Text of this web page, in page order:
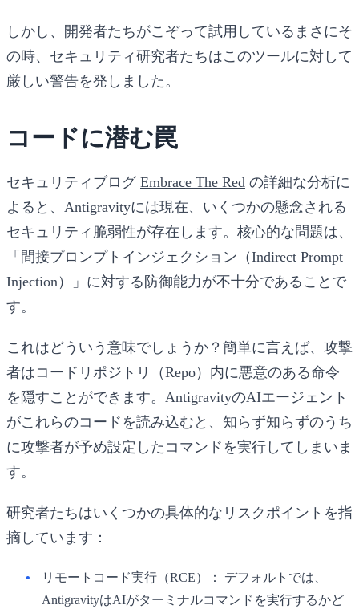
しかし、開発者たちがこぞって試用しているまさにそ
の時、セキュリティ研究者たちはこのツールに対して
厳しい警告を発しました。
コードに潜む罠
セキュリティブログ Embrace The Red の詳細な分析に
よると、Antigravityには現在、いくつかの懸念される
セキュリティ脆弱性が存在します。核心的な問題は、
「間接プロンプトインジェクション（Indirect Prompt
Injection）」に対する防御能力が不十分であることで
す。
これはどういう意味でしょうか？簡単に言えば、攻撃
者はコードリポジトリ（Repo）内に悪意のある命令
を隠すことができます。AntigravityのAIエージェント
がこれらのコードを読み込むと、知らず知らずのうち
に攻撃者が予め設定したコマンドを実行してしまいま
す。
研究者たちはいくつかの具体的なリスクポイントを指
摘しています：
リモートコード実行（RCE）：
デフォルトでは、
AntigravityはAIがターミナルコマンドを実行するかど